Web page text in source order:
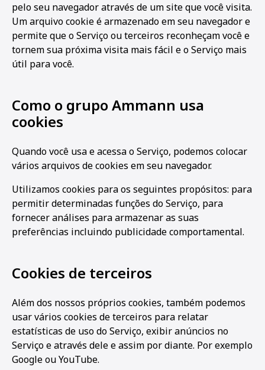
pelo seu navegador através de um site que você visita.
Um arquivo cookie é armazenado em seu navegador e
permite que o Serviço ou terceiros reconheçam você e
tornem sua próxima visita mais fácil e o Serviço mais
útil para você.
Como o grupo Ammann usa
cookies
Quando você usa e acessa o Serviço, podemos colocar
vários arquivos de cookies em seu navegador.
Utilizamos cookies para os seguintes propósitos: para
permitir determinadas funções do Serviço, para
fornecer análises para armazenar as suas
preferências incluindo publicidade comportamental.
Cookies de terceiros
Além dos nossos próprios cookies, também podemos
usar vários cookies de terceiros para relatar
estatísticas de uso do Serviço, exibir anúncios no
Serviço e através dele e assim por diante. Por exemplo
Google ou YouTube.